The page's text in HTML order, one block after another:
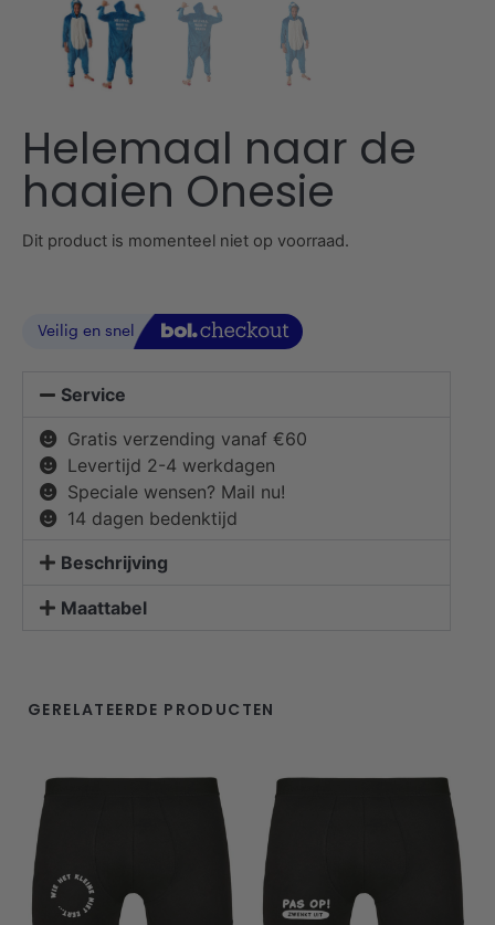
Helemaal naar de
haaien Onesie
Dit product is momenteel niet op voorraad.
Service
Gratis verzending vanaf €60
Levertijd 2-4 werkdagen
Speciale wensen? Mail nu!
14 dagen bedenktijd
Beschrijving
Maattabel
GERELATEERDE PRODUCTEN